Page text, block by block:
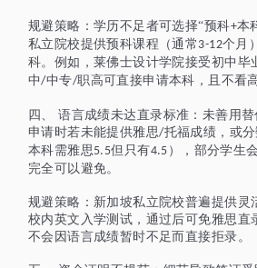
规避策略：学历不足者可选择“预科+本
私立院校提供预科课程（通常 3-12个月
科。例如，莱佛士设计学院接受初中毕
中/中专/职高可直接申请本科，且不看
四、
语言成绩未达直录标准：未善用替
申请时若未能提供雅思/托福成绩，或
本科需雅思5.5但只有4.5 ），部分学生
完全可以避免。
规避策略：新加坡私立院校普遍提供灵
校内英文入学测试，通过后可免雅思直
不会因语言成绩暂时不足而直接拒录。